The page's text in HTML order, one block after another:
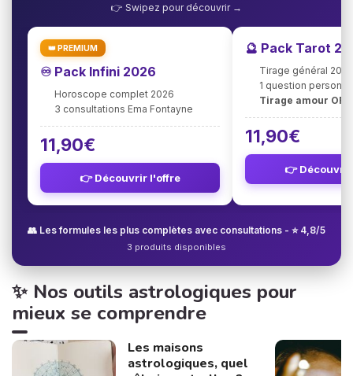
👉 Swipez pour découvrir →
👑 PREMIUM
♾️ Pack Infini 2026
Horoscope complet 2026
3 consultations Ema Fontayne
11,90€
👉 Découvrir l'offre
🔮 Pack Tarot
Tirage général 2026
1 question
Tirage amour
11,90€
👉
👥 Les formules les plus complètes avec consultations - ⭐ 4,8/5
3 produits disponibles
✨ Nos outils astrologiques pour
mieux se comprendre
Les maisons
astrologiques, quel